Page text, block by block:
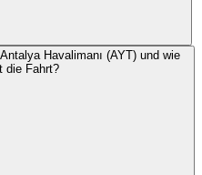
Havalimanı (AYT) und wie
die Fahrt?